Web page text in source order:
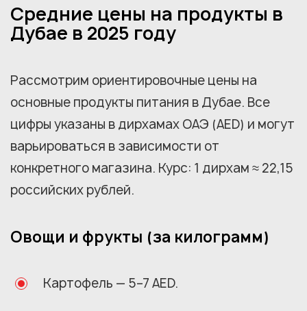
Средние цены на продукты в
Дубае в 2025 году
Рассмотрим ориентировочные цены на
основные продукты питания в Дубае. Все
цифры указаны в дирхамах ОАЭ (AED) и могут
варьироваться в зависимости от
конкретного магазина. Курс: 1 дирхам ≈ 22,15
российских рублей.
Овощи и фрукты (за килограмм)
Картофель — 5–7 AED.